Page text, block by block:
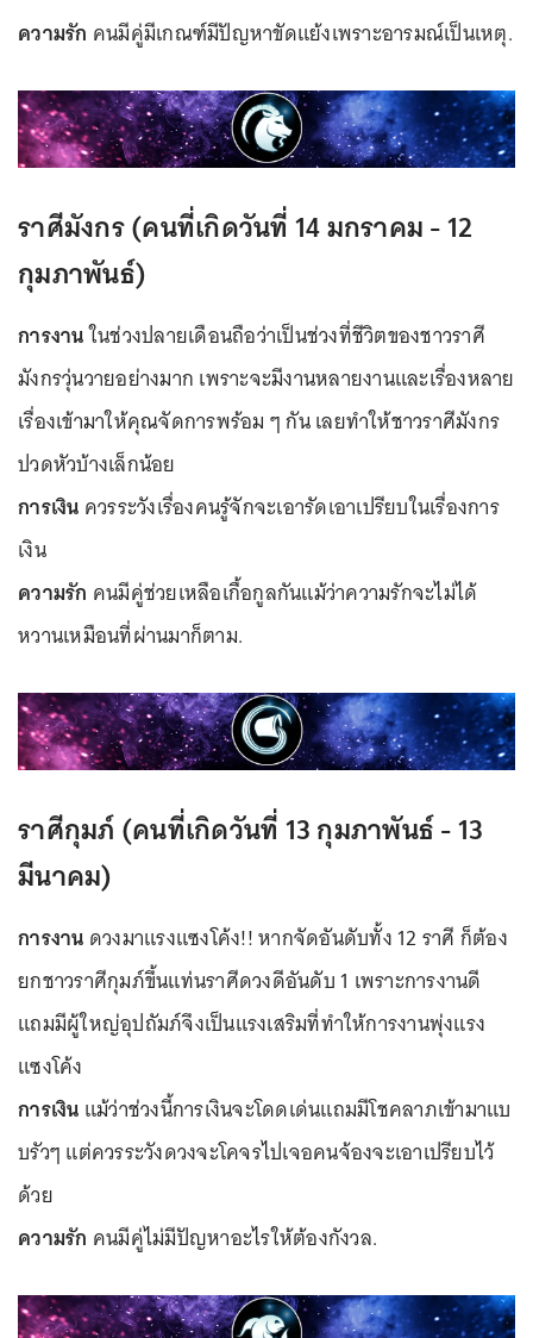
ความรัก คนมีคู่มีเกณฑ์มีปัญหาขัดแย้งเพราะอารมณ์เป็นเหตุ.
ราศีมังกร (คนที่เกิดวันที่ 14 มกราคม - 12
กุมภาพันธ์)
การงานในช่วงปลายเดือนถือว่าเป็นช่วงที่ชีวิตของชาวราศี
มังกรวุ่นวายอย่างมาก เพราะจะมีงานหลายงานและเรื่องหลาย
เรื่องเข้ามาให้คุณจัดการพร้อม ๆ กัน เลยทำให้ชาวราศีมังกร
ปวดหัวบ้างเล็กน้อย
การเงิน ควรระวังเรื่องคนรู้จักจะเอารัดเอาเปรียบในเรื่องการ
เงิน
ความรัก คนมีคู่ช่วยเหลือเกื้อกูลกันแม้ว่าความรักจะไม่ได้
หวานเหมือนที่ผ่านมาก็ตาม.
ราศีกุมภ์ (คนที่เกิดวันที่ 13 กุมภาพันธ์ - 13
มีนาคม)
การงาน ดวงมาแรงแซงโค้ง!! หากจัดอันดับทั้ง 12 ราศี ก็ต้อง
ยกชาวราศีกุมภ์ขึ้นแท่นราศีดวงดีอันดับ 1 เพราะการงานดี
แถมมีผู้ใหญ่อุปถัมภ์จึงเป็นแรงเสริมที่ทำให้การงานพุ่งแรง
แซงโค้ง
การเงิน แม้ว่าช่วงนี้การเงินจะโดดเด่นแถมมีโชคลาภเข้ามาแบ
บรัวๆ แต่ควรระวังดวงจะโคจรไปเจอคนจ้องจะเอาเปรียบไว้
ด้วย
ความรัก คนมีคู่ไม่มีปัญหาอะไรให้ต้องกังวล.